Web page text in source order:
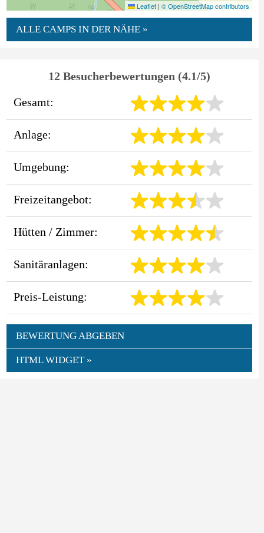
Leaflet | © OpenStreetMap contributors
ALLE CAMPS IN DER NÄHE »
12 Besucherbewertungen (4.1/5)
Gesamt:
Anlage:
Umgebung:
Freizeitangebot:
Hütten / Zimmer:
Sanitäranlagen:
Preis-Leistung:
BEWERTUNG ABGEBEN
HTML WIDGET »